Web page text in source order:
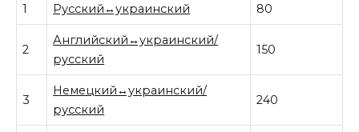
1 Русский↔украинский 80
2
Английский↔украинский/
русский
150
3
Немецкий↔украинский/
русский
240